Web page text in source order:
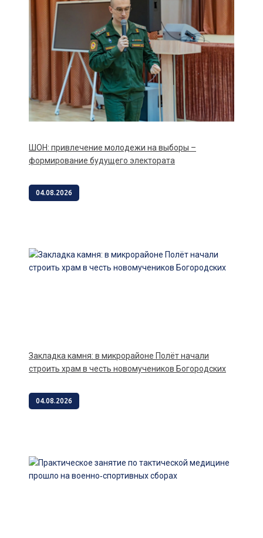
ШОН: привлечение молодежи на выборы –
формирование будущего электората
04.08.2026
Закладка камня: в микрорайоне Полёт начали
строить храм в честь новомучеников Богородских
04.08.2026